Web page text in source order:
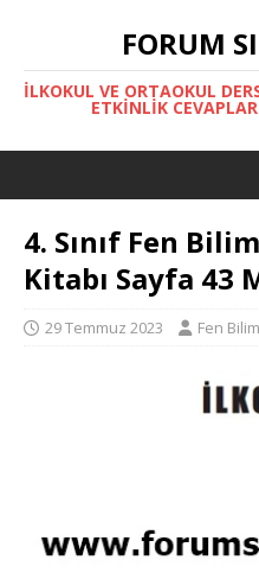
FORUM
İLKOKUL VE ORTAOKUL
ETKINLIK
4. Sınıf Fen
Kitabı Sayfa 43
29 Temmuz 2023 Fen